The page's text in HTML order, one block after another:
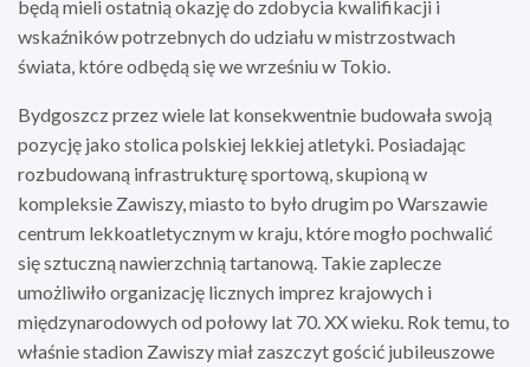
będą mieli ostatnią okazję do zdobycia kwalifikacji i
wskaźników potrzebnych do udziału w mistrzostwach
świata, które odbędą się we wrześniu w Tokio.
Bydgoszcz przez wiele lat konsekwentnie budowała swoją
pozycję jako stolica polskiej lekkiej atletyki. Posiadając
rozbudowaną infrastrukturę sportową, skupioną w
kompleksie Zawiszy, miasto to było drugim po Warszawie
centrum lekkoatletycznym w kraju, które mogło pochwalić
się sztuczną nawierzchnią tartanową. Takie zaplecze
umożliwiło organizację licznych imprez krajowych i
międzynarodowych od połowy lat 70. XX wieku. Rok temu, to
właśnie stadion Zawiszy miał zaszczyt gościć jubileuszowe